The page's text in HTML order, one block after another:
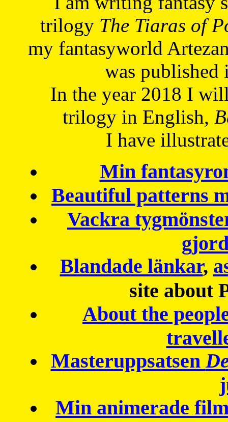
trilogy The Tiaras of
my fantasyworld
was published
In the year 2018 I
trilogy in English,
I have
Min
Beautiful patterns
Vackra
Blandade länkar,
site about
About the
Masteruppsatsen
Min animerade